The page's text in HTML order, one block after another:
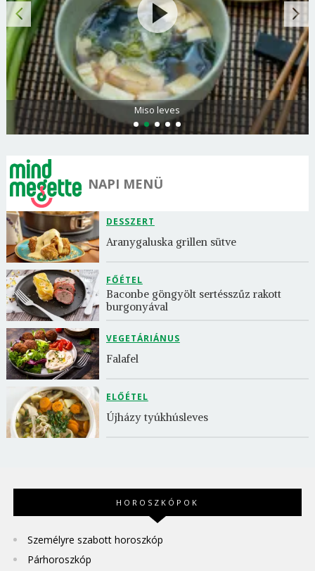
Miso leves
NAPI MENÜ
DESSZERT
Aranygaluska grillen sütve
FŐÉTEL
Baconbe göngyölt sertésszűz rakott
burgonyával
VEGETÁRIÁNUS
Falafel
ELŐÉTEL
Újházy tyúkhúsleves
HOROSZKÓPOK
Személyre szabott horoszkóp
Párhoroszkóp